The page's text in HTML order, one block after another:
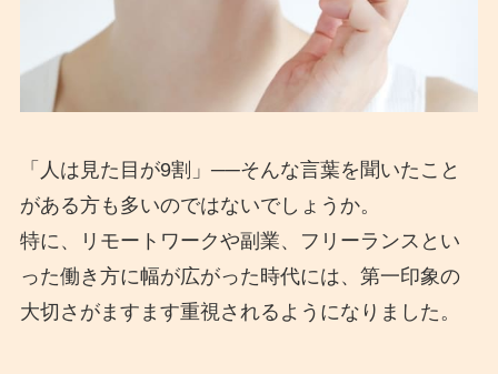
「人は見た目が9割」──そんな言葉を聞いたこと
がある方も多いのではないでしょうか。
特に、リモートワークや副業、フリーランスとい
った働き方に幅が広がった時代には、第一印象の
大切さがますます重視されるようになりました。